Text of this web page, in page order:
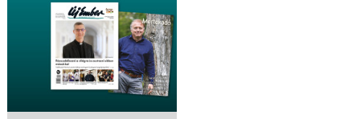
Kapcsolódó
fotógaléria